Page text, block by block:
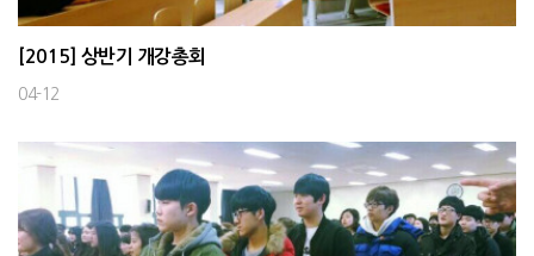
[2015] 상반기 개강총회
04-12